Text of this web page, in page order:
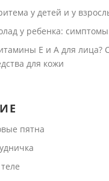
у детей и у
у ребенка: симптомы
Е и А для лица?
для кожи
пятна